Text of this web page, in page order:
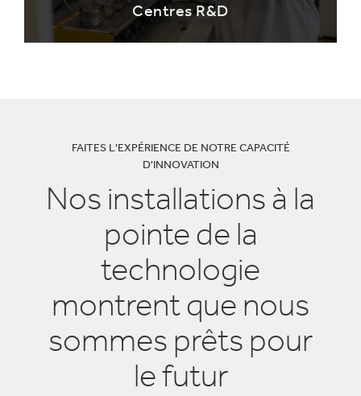
Centres R&D
FAITES L'EXPÉRIENCE DE NOTRE CAPACITÉ
D'INNOVATION
Nos installations à la
pointe de la
technologie
montrent que nous
sommes prêts pour
le futur